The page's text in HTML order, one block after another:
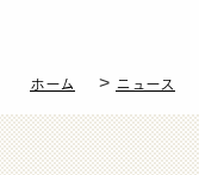
ホーム ニュース